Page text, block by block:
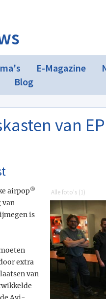
E-Magazine
Blog
van
Alle foto's (1)
airpop®
van
is
extra
van